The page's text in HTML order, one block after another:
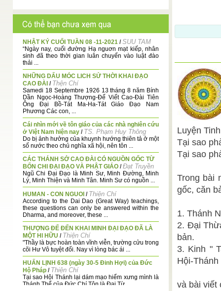
NHẬT KÝ CUỐI TUẦN 08 -11-2021 /SUU TAM
“Ngày nay, cuối đường Hạ nguơn mạt kiếp, nhân
sinh đã theo thời gian luân chuyển vào luật đào
thải ...
NHỮNG DẤU MÓC LICH SỬ THỜI KHAI ĐẠO
CAO ĐÀI / Thện Chí
Samedi 18 Septembre 1926 13 tháng 8 năm Bính
Dần Ngọc-Hoàng Thượng-Ðế Viết Cao-Ðài Tiên
Ông Ðại Bồ-Tát Ma-Ha-Tát Giáo Ðạo Nam
Phương Các con, ...
Cái nhìn mới về tôn giáo của các nhà nghiên cứu
ở Việt Nam hiện nay / TS. Phạm Huy Thông
Do bị ảnh hưởng của khuynh hướng thiên tả ở một
số nước theo chủ nghĩa xã hội, nên tôn ...
CÁC THÁNH SỞ CAO ĐÀI CÓ NGUỒN GỐC TỪ
BỐN CHI ĐẠI ĐẠO VÀ PHẬT GIÁO /Đạt Truyền
Ngũ Chi Đại Đạo là Minh Sư, Minh Đường, Minh
Lý, Minh Thiện và Minh Tân. Minh Sư có nguồn ...
HUMAN - CON NGUOI / Thiện Chí
According to the Dai Dao (Great Way) teachings,
these questions can only be answered within the
Dharma, and moreover, these ...
THƯỢNG ĐẾ ĐẾN KHAI MINH ĐẠI ĐẠO ĐÃ LÀ
MỘT HI HỮU / Thiện Chí
"Thầy là bực hoàn toàn vĩnh viễn, trường cửu trong
cõi Hư Vô tuyệt đối. Nay vì lòng bác ái ...
HUẤN LỊNH 638 (ngày 30-5 Đinh Hợi) của Đức
Hộ Pháp / Thiện Chí
Tại sao Hội Thánh lại dám mạo hiểm xưng mình là
Thánh Thể của Đức Chí Tôn là Đại Từ ...
Luyện
Tại sao
Tại sao
Trong bài
gốc, căn
1. Thánh
2. Ðại
bản.
3. Kinh "
Hội-
và bài viết